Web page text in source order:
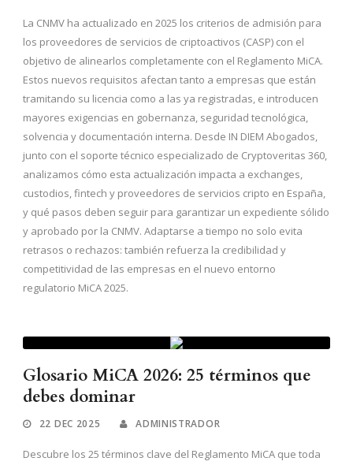
La CNMV ha actualizado en 2025 los criterios de admisión para
los proveedores de servicios de criptoactivos (CASP) con el
objetivo de alinearlos completamente con el Reglamento MiCA.
Estos nuevos requisitos afectan tanto a empresas que están
tramitando su licencia como a las ya registradas, e introducen
mayores exigencias en gobernanza, seguridad tecnológica,
solvencia y documentación interna. Desde IN DIEM Abogados,
junto con el soporte técnico especializado de Cryptoveritas 360,
analizamos cómo esta actualización impacta a exchanges,
custodios, fintech y proveedores de servicios cripto en España,
y qué pasos deben seguir para garantizar un expediente sólido
y aprobado por la CNMV. Adaptarse a tiempo no solo evita
retrasos o rechazos: también refuerza la credibilidad y
competitividad de las empresas en el nuevo entorno
regulatorio MiCA 2025.
Glosario MiCA 2026: 25 términos que
debes dominar
22 DEC 2025 ADMINISTRADOR
Descubre los 25 términos clave del Reglamento MiCA que toda